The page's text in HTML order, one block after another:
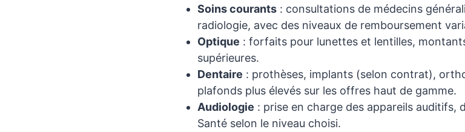
Soins courants : consultations de médecins
radiologie, avec des niveaux de remboursement
Optique : forfaits pour lunettes et lentilles,
supérieures.
Dentaire : prothèses, implants (selon contrat),
plafonds plus élevés sur les offres haut de gamme.
Audiologie : prise en charge des appareils auditifs,
Santé selon le niveau choisi.